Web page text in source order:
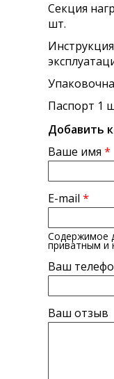
Секция
шт.
Паспорт 1
Добавить
Ваше имя *
E-mail *
Содержимое
приватным и
Ваш
Ваш отзыв